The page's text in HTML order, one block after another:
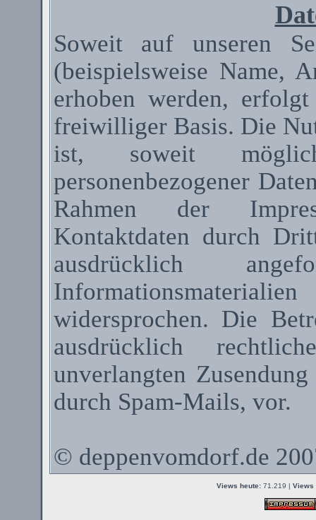
Soweit auf unseren
(beispielsweise Name,
erhoben werden,
freiwilliger Basis. Die
ist, soweit
personenbezogener
Rahmen der
Kontaktdaten durch
ausdrücklich
widersprochen. Die
ausdrücklich
unverlangten
durch Spam-Mails, vor.
© deppenvomdorf.de
Views heute: 71.219 | Views